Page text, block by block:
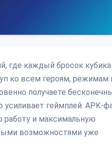
где каждый бросок кубика
ко всем героям, режимам
получаете
геймплей. APK-
работу и максимальную
возможностями уже